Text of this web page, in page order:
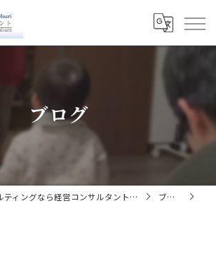
ブログ
名古屋のコンサルティングなら経営コンサルタント毛利京申 ブログ